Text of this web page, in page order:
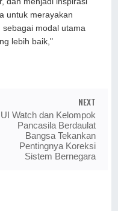
untuk merayakan
sebagai modal utama
lebih baik,"
NEXT
UI Watch dan Kelompok
Pancasila Berdaulat
Bangsa Tekankan
Pentingnya Koreksi
Sistem Bernegara